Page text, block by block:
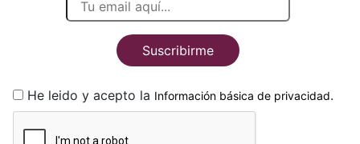
Suscribirme
He leido y acepto la Información básica de privacidad.